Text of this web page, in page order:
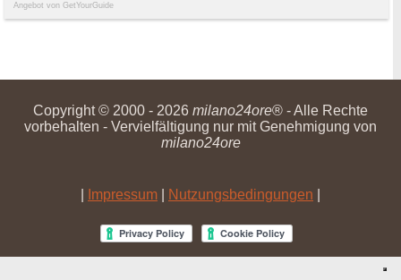
Angebot von GetYourGuide
Copyright © 2000 - 2026 milano24ore® - Alle Rechte
vorbehalten - Vervielfältigung nur mit Genehmigung von
milano24ore
Impressum Nutzungsbedingungen